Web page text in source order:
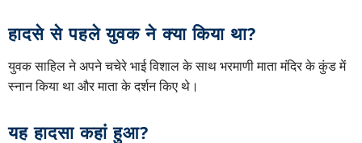
हादसे से पहले युवक ने क्या किया था?
युवक साहिल ने अपने चचेरे भाई विशाल के साथ भरमाणी माता मंदिर के कुंड में
स्नान किया था और माता के दर्शन किए थे।
यह हादसा कहां हुआ?